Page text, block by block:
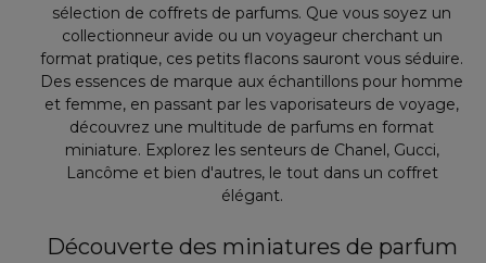
sélection de coffrets de parfums. Que vous soyez un
collectionneur avide ou un voyageur cherchant un
format pratique, ces petits flacons sauront vous séduire.
Des essences de marque aux échantillons pour homme
et femme, en passant par les vaporisateurs de voyage,
découvrez une multitude de parfums en format
miniature. Explorez les senteurs de Chanel, Gucci,
Lancôme et bien d'autres, le tout dans un coffret
élégant.
Découverte des miniatures de parfum